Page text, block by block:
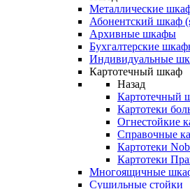
Металлические
Абонентский шкаф
Архивные шкафы
Бухгалтерские
Индивидуальные
Картотечный шкаф
Назад
Картотечный
Картотеки
Огнестойкие
Справочные
Картотеки
Картотеки
Многоящичные
Сушильные стойки